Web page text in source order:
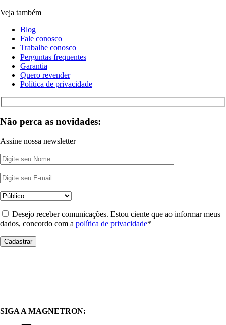
Veja também
Blog
Fale conosco
Trabalhe conosco
Perguntas frequentes
Garantia
Quero revender
Política de privacidade
Não perca as novidades:
Assine nossa newsletter
Desejo receber comunicações. Estou ciente que ao informar meus
dados, concordo com a política de privacidade*
SIGA A MAGNETRON: